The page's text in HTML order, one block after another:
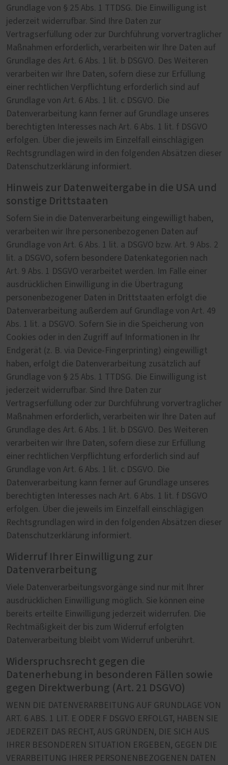
Grundlage von § 25 Abs. 1 TTDSG. Die Einwilligung ist
jederzeit widerrufbar. Sind Ihre Daten zur
Vertragserfüllung oder zur Durchführung vorvertraglicher
Maßnahmen erforderlich, verarbeiten wir Ihre Daten auf
Grundlage des Art. 6 Abs. 1 lit. b DSGVO. Des Weiteren
verarbeiten wir Ihre Daten, sofern diese zur Erfüllung
einer rechtlichen Verpflichtung erforderlich sind auf
Grundlage von Art. 6 Abs. 1 lit. c DSGVO. Die
Datenverarbeitung kann ferner auf Grundlage unseres
berechtigten Interesses nach Art. 6 Abs. 1 lit. f DSGVO
erfolgen. Über die jeweils im Einzelfall einschlägigen
Rechtsgrundlagen wird in den folgenden Absätzen dieser
Datenschutzerklärung informiert.
Hinweis zur Datenweitergabe in die USA und
sonstige Drittstaaten
Sofern Sie in die Datenverarbeitung eingewilligt haben,
verarbeiten wir Ihre personenbezogenen Daten auf
Grundlage von Art. 6 Abs. 1 lit. a DSGVO bzw. Art. 9 Abs. 2
lit. a DSGVO, sofern besondere Datenkategorien nach
Art. 9 Abs. 1 DSGVO verarbeitet werden. Im Falle einer
ausdrücklichen Einwilligung in die Übertragung
personenbezogener Daten in Drittstaaten erfolgt die
Datenverarbeitung außerdem auf Grundlage von Art. 49
Abs. 1 lit. a DSGVO. Sofern Sie in die Speicherung von
Cookies oder in den Zugriff auf Informationen in Ihr
Endgerät (z. B. via Device-Fingerprinting) eingewilligt
haben, erfolgt die Datenverarbeitung zusätzlich auf
Grundlage von § 25 Abs. 1 TTDSG. Die Einwilligung ist
jederzeit widerrufbar. Sind Ihre Daten zur
Vertragserfüllung oder zur Durchführung vorvertraglicher
Maßnahmen erforderlich, verarbeiten wir Ihre Daten auf
Grundlage des Art. 6 Abs. 1 lit. b DSGVO. Des Weiteren
verarbeiten wir Ihre Daten, sofern diese zur Erfüllung
einer rechtlichen Verpflichtung erforderlich sind auf
Grundlage von Art. 6 Abs. 1 lit. c DSGVO. Die
Datenverarbeitung kann ferner auf Grundlage unseres
berechtigten Interesses nach Art. 6 Abs. 1 lit. f DSGVO
erfolgen. Über die jeweils im Einzelfall einschlägigen
Rechtsgrundlagen wird in den folgenden Absätzen dieser
Datenschutzerklärung informiert.
Widerruf Ihrer Einwilligung zur
Datenverarbeitung
Viele Datenverarbeitungsvorgänge sind nur mit Ihrer
ausdrücklichen Einwilligung möglich. Sie können eine
bereits erteilte Einwilligung jederzeit widerrufen. Die
Rechtmäßigkeit der bis zum Widerruf erfolgten
Datenverarbeitung bleibt vom Widerruf unberührt.
Widerspruchsrecht gegen die
Datenerhebung in besonderen Fällen sowie
gegen Direktwerbung (Art. 21 DSGVO)
WENN DIE DATENVERARBEITUNG AUF GRUNDLAGE VON
ART. 6 ABS. 1 LIT. E ODER F DSGVO ERFOLGT, HABEN SIE
JEDERZEIT DAS RECHT, AUS GRÜNDEN, DIE SICH AUS
IHRER BESONDEREN SITUATION ERGEBEN, GEGEN DIE
VERARBEITUNG IHRER PERSONENBEZOGENEN DATEN